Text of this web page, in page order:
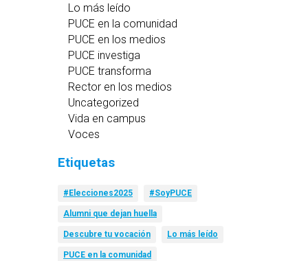
Lo más leído
PUCE en la comunidad
PUCE en los medios
PUCE investiga
PUCE transforma
Rector en los medios
Uncategorized
Vida en campus
Voces
Etiquetas
#Elecciones2025 #SoyPUCE
Alumni que dejan huella
Descubre tu vocación Lo más leído
PUCE en la comunidad